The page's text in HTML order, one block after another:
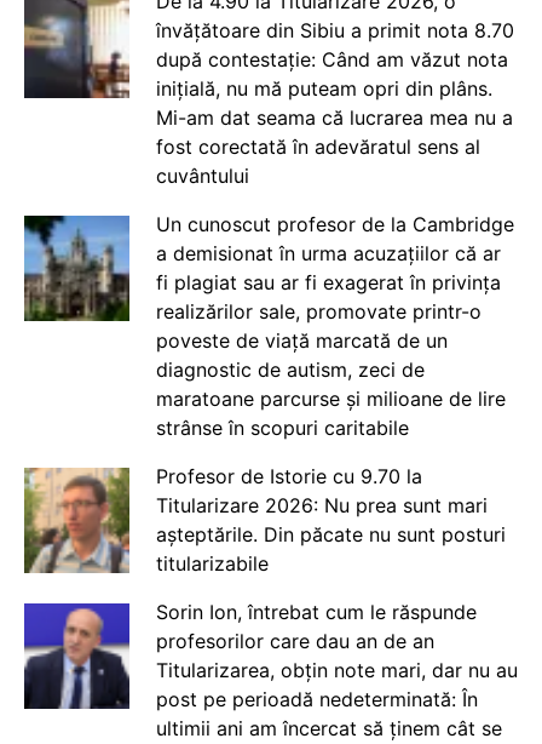
învățătoare din Sibiu a primit nota 8.70
după contestație: Când am văzut nota
inițială, nu mă puteam opri din plâns.
Mi-am dat seama că lucrarea mea nu a
fost corectată în adevăratul sens al
cuvântului
Un cunoscut profesor de la Cambridge
a demisionat în urma acuzațiilor că ar
fi plagiat sau ar fi exagerat în privința
realizărilor sale, promovate printr-o
poveste de viață marcată de un
diagnostic de autism, zeci de
maratoane parcurse și milioane de lire
strânse în scopuri caritabile
Profesor de Istorie cu 9.70 la
Titularizare 2026: Nu prea sunt mari
așteptările. Din păcate nu sunt posturi
titularizabile
Sorin Ion, întrebat cum le răspunde
profesorilor care dau an de an
Titularizarea, obțin note mari, dar nu au
post pe perioadă nedeterminată: În
ultimii ani am încercat să ținem cât se